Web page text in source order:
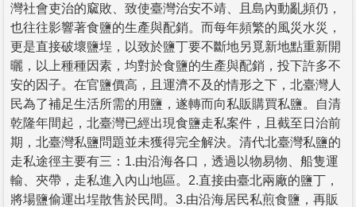
灣社會吏治的窳敗、致使臺灣治安不靖、且島內動亂頻仍，
也往往影響著食鹽的生產與配銷。而每年頻繁的風災水災，
更是直接破壞鹽埕，以致於鹽丁要不斷地另覓新地點重新開
曬，以上種種因素，均對於食鹽的生產與配銷，投下許多不
安的因子。在官鹽價高，且運濟不及的情形之下，北臺灣人
民為了補足生活所需的用鹽，遂轉而向私販購買私鹽。自清
乾隆年間起，北臺灣已經出現食鹽走私案件，且截至日治前
期，北臺灣私鹽問題並未獲得完全解決。清代北臺灣私鹽的
走私途徑主要有三：1.由沿海各口，透過以物易物、船隻運
輸、夾帶，走私進入內山地區。2.直接由臺北兩廠的鹽丁，
將場鹽偷運出埕散售於民間。3.由沿海居民私煎食鹽，再販